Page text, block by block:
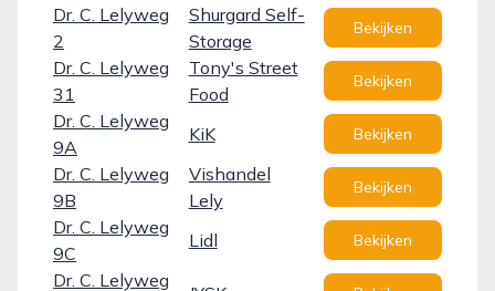
Dr. C. Lelyweg
2
Shurgard Self-
Storage
Bekijken
Dr. C. Lelyweg
31
Tony's Street
Food
Bekijken
Dr. C. Lelyweg
9A
KiK Bekijken
Dr. C. Lelyweg
9B
Vishandel
Lely
Bekijken
Dr. C. Lelyweg
9C
Lidl Bekijken
Dr. C. Lelyweg